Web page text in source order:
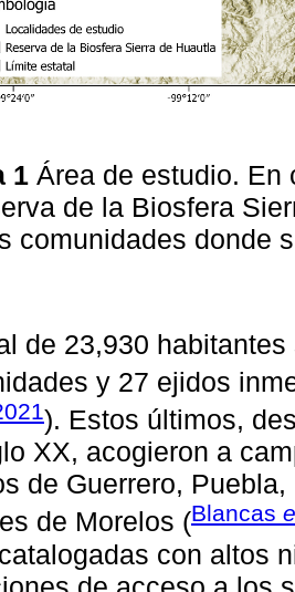
1 Área de estudio. En
de la Biosfera
comunidades donde
de 23,930
y 27 ejidos
). Estos últimos,
XX, acogieron a
de Guerrero,
de Morelos (Blancas
con altos